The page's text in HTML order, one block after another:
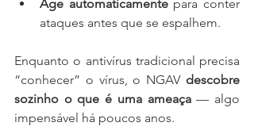
Age automaticamente para conter
ataques antes que se espalhem.
Enquanto o antivírus tradicional precisa
“conhecer” o vírus, o NGAV descobre
sozinho o que é uma ameaça — algo
impensável há poucos anos.